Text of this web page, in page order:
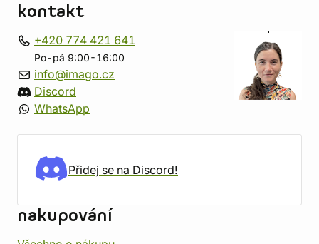
kontakt
+420 774 421 641
Po-pá 9:00-16:00
info@imago.cz
Discord
WhatsApp
Přidej se na Discord!
nakupování